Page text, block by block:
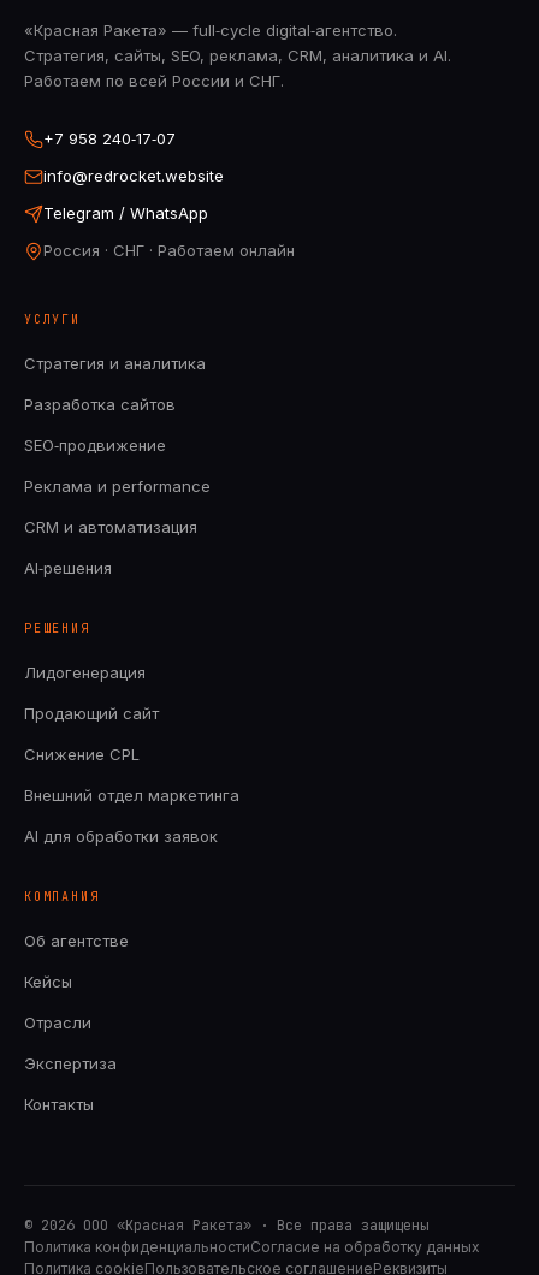
«Красная Ракета» — full‑cycle digital‑агентство.
Стратегия, сайты, SEO, реклама, CRM, аналитика и AI.
Работаем по всей России и СНГ.
+7 958 240‑17‑07
info@redrocket.website
Telegram / WhatsApp
Россия · СНГ · Работаем онлайн
УСЛУГИ
Стратегия и аналитика
Разработка сайтов
SEO‑продвижение
Реклама и performance
CRM и автоматизация
AI‑решения
РЕШЕНИЯ
Лидогенерация
Продающий сайт
Снижение CPL
Внешний отдел маркетинга
AI для обработки заявок
КОМПАНИЯ
Об агентстве
Кейсы
Отрасли
Экспертиза
Контакты
© 2026 ООО «Красная Ракета» · Все права защищены
Политика конфиденциальностиСогласие на обработку данных
Политика cookieПользовательское соглашениеРеквизиты